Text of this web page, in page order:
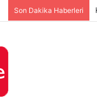
Son Dakika Haberleri